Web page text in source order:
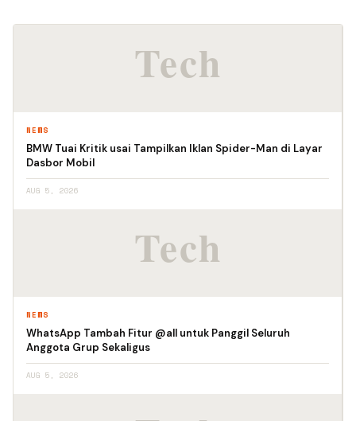
NEWS
BMW Tuai Kritik usai Tampilkan Iklan Spider-Man di Layar
Dasbor Mobil
AUG 5, 2026
NEWS
WhatsApp Tambah Fitur @all untuk Panggil Seluruh
Anggota Grup Sekaligus
AUG 5, 2026